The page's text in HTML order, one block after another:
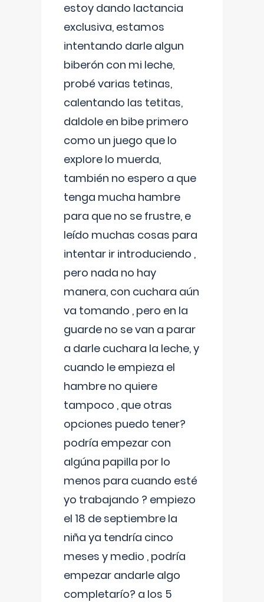
estoy dando lactancia
exclusiva, estamos
intentando darle algun
biberón con mi leche,
probé varias tetinas,
calentando las tetitas,
daldole en bibe primero
como un juego que lo
explore lo muerda,
también no espero a que
tenga mucha hambre
para que no se frustre, e
leído muchas cosas para
intentar ir introduciendo ,
pero nada no hay
manera, con cuchara aún
va tomando , pero en la
guarde no se van a parar
a darle cuchara la leche, y
cuando le empieza el
hambre no quiere
tampoco , que otras
opciones puedo tener?
podría empezar con
algúna papilla por lo
menos para cuando esté
yo trabajando ? empiezo
el 18 de septiembre la
niña ya tendría cinco
meses y medio , podría
empezar andarle algo
completarío? a los 5